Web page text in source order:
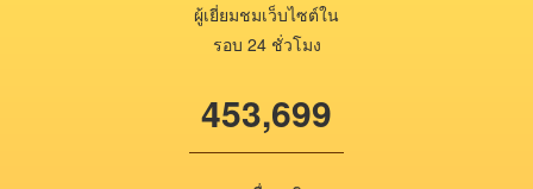
ผู้เยี่ยมชมเว็บไซต์ใน
รอบ 24 ชั่วโมง
453,699